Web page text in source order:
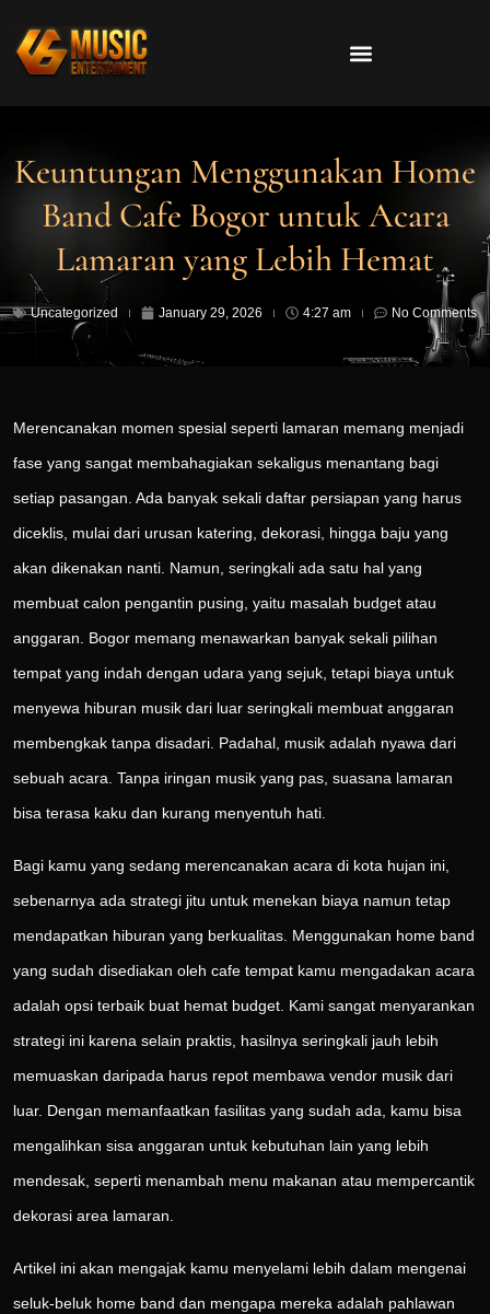
Keuntungan Menggunakan Home
Band Cafe Bogor untuk Acara
Lamaran yang Lebih Hemat
Uncategorized January 29, 2026 4:27 am No Comments
Merencanakan momen spesial seperti lamaran memang menjadi
fase yang sangat membahagiakan sekaligus menantang bagi
setiap pasangan. Ada banyak sekali daftar persiapan yang harus
diceklis, mulai dari urusan katering, dekorasi, hingga baju yang
akan dikenakan nanti. Namun, seringkali ada satu hal yang
membuat calon pengantin pusing, yaitu masalah budget atau
anggaran. Bogor memang menawarkan banyak sekali pilihan
tempat yang indah dengan udara yang sejuk, tetapi biaya untuk
menyewa hiburan musik dari luar seringkali membuat anggaran
membengkak tanpa disadari. Padahal, musik adalah nyawa dari
sebuah acara. Tanpa iringan musik yang pas, suasana lamaran
bisa terasa kaku dan kurang menyentuh hati.
Bagi kamu yang sedang merencanakan acara di kota hujan ini,
sebenarnya ada strategi jitu untuk menekan biaya namun tetap
mendapatkan hiburan yang berkualitas. Menggunakan home band
yang sudah disediakan oleh cafe tempat kamu mengadakan acara
adalah opsi terbaik buat hemat budget. Kami sangat menyarankan
strategi ini karena selain praktis, hasilnya seringkali jauh lebih
memuaskan daripada harus repot membawa vendor musik dari
luar. Dengan memanfaatkan fasilitas yang sudah ada, kamu bisa
mengalihkan sisa anggaran untuk kebutuhan lain yang lebih
mendesak, seperti menambah menu makanan atau mempercantik
dekorasi area lamaran.
Artikel ini akan mengajak kamu menyelami lebih dalam mengenai
seluk-beluk home band dan mengapa mereka adalah pahlawan